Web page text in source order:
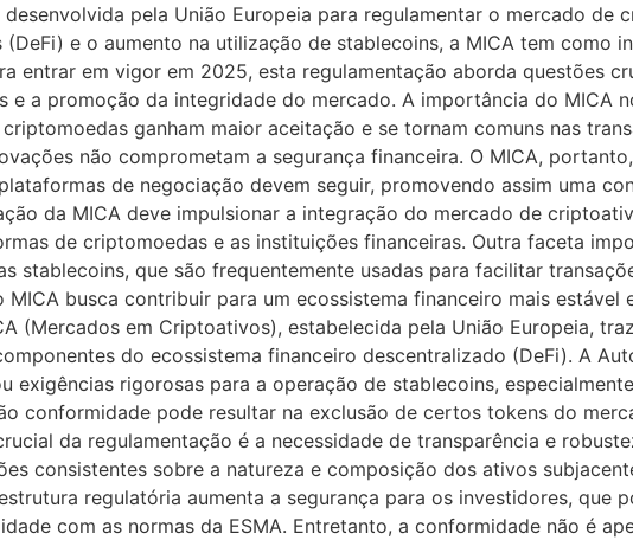
pela União Europeia para regulamentar o mercado de
e o aumento na utilização de stablecoins, a MICA tem como
entrar em vigor em 2025, esta regulamentação aborda questões
e a promoção da integridade do mercado. A importância do MICA
ganham maior aceitação e se tornam comuns nas
não comprometam a segurança financeira. O MICA,
de negociação devem seguir, promovendo assim uma
da MICA deve impulsionar a integração do mercado de
de criptomoedas e as instituições financeiras. Outra faceta
stablecoins, que são frequentemente usadas para facilitar
MICA busca contribuir para um ecossistema financeiro mais estável
(Mercados em Criptoativos), estabelecida pela União Europeia,
do ecossistema financeiro descentralizado (DeFi). A
exigências rigorosas para a operação de stablecoins,
conformidade pode resultar na exclusão de certos tokens do
da regulamentação é a necessidade de transparência e
consistentes sobre a natureza e composição dos ativos
regulatória aumenta a segurança para os investidores, que
com as normas da ESMA. Entretanto, a conformidade não é